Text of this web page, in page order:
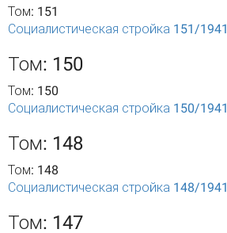
Том: 151
Социалистическая стройка 151/1941
Том: 150
Том: 150
Социалистическая стройка 150/1941
Том: 148
Том: 148
Социалистическая стройка 148/1941
Том: 147